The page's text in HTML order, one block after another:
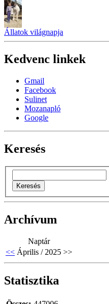
Állatok világnapja
Kedvenc linkek
Gmail
Facebook
Sulinet
Mozanapló
Google
Keresés
Archívum
Naptár
<< Április / 2025 >>
Statisztika